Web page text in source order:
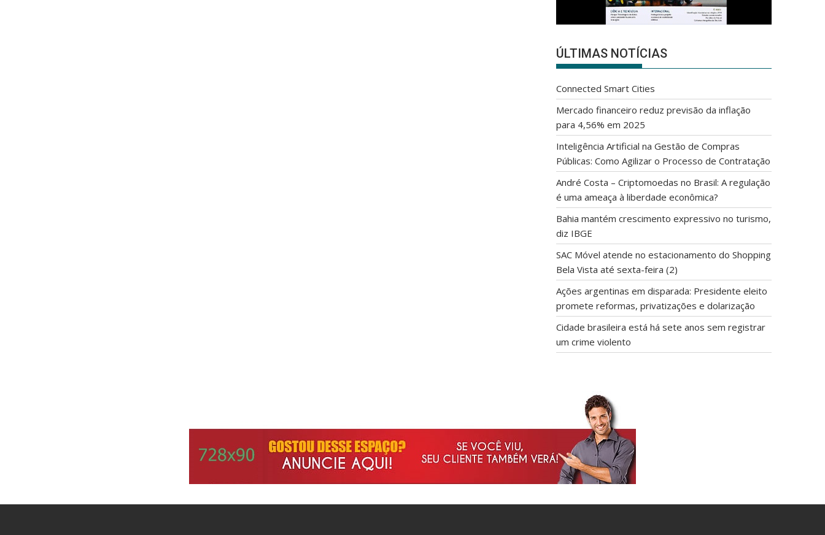
ÚLTIMAS NOTÍCIAS
Connected Smart Cities
Mercado financeiro reduz previsão da inflação
para 4,56% em 2025
Inteligência Artificial na Gestão de Compras
Públicas: Como Agilizar o Processo de Contratação
André Costa – Criptomoedas no Brasil: A regulação
é uma ameaça à liberdade econômica?
Bahia mantém crescimento expressivo no turismo,
diz IBGE
SAC Móvel atende no estacionamento do Shopping
Bela Vista até sexta-feira (2)
Ações argentinas em disparada: Presidente eleito
promete reformas, privatizações e dolarização
Cidade brasileira está há sete anos sem registrar
um crime violento